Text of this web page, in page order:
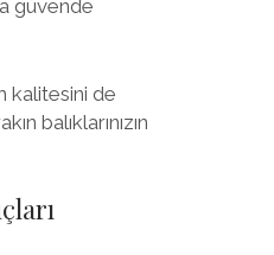
güvende
kalitesini de
balıklarınızın